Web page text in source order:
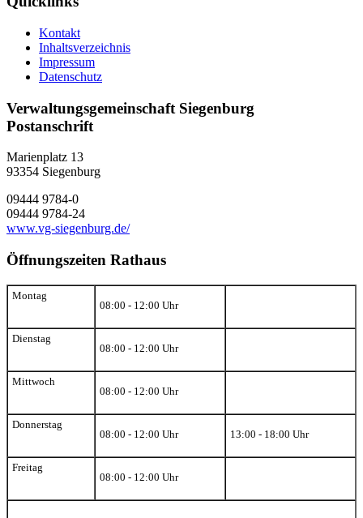
Kontakt
Inhaltsverzeichnis
Impressum
Datenschutz
Verwaltungsgemeinschaft Siegenburg
Postanschrift
Marienplatz 13
93354 Siegenburg
09444 9784-0
09444 9784-24
www.vg-siegenburg.de/
Öffnungszeiten Rathaus
Montag
08:00 - 12:00 Uhr
Dienstag
08:00 - 12:00 Uhr
Mittwoch
08:00 - 12:00 Uhr
Donnerstag
08:00 - 12:00 Uhr
13:00 - 18:00 Uhr
Freitag
08:00 - 12:00 Uhr